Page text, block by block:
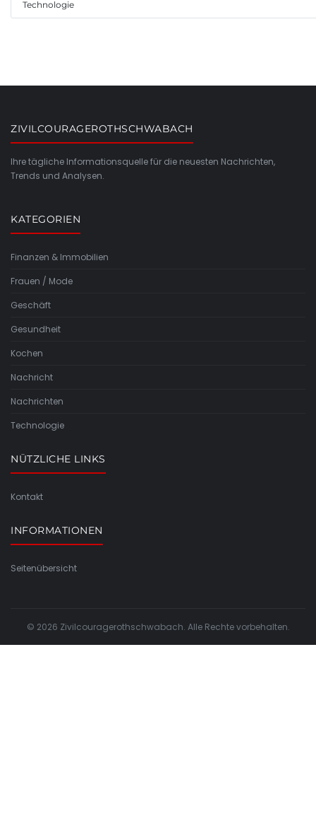
Technologie
ZIVILCOURAGEROTHSCHWABACH
Ihre tägliche Informationsquelle für die neuesten Nachrichten,
Trends und Analysen.
KATEGORIEN
Finanzen & Immobilien
Frauen / Mode
Geschäft
Gesundheit
Kochen
Nachricht
Nachrichten
Technologie
NÜTZLICHE LINKS
Kontakt
INFORMATIONEN
Seitenübersicht
© 2026 Zivilcouragerothschwabach. Alle Rechte vorbehalten.